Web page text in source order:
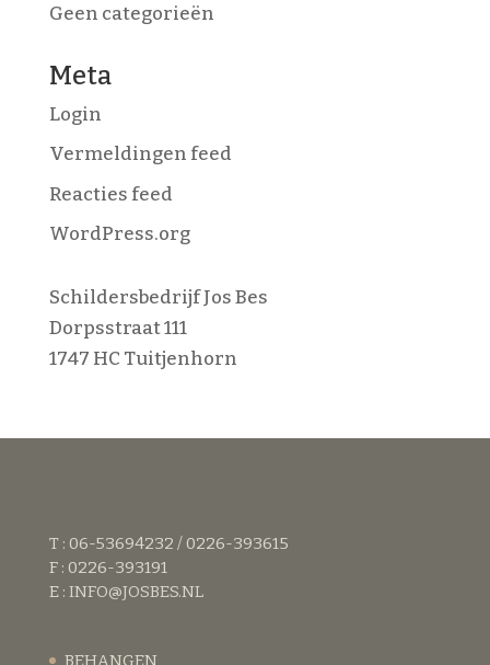
Geen categorieën
Meta
Login
Vermeldingen feed
Reacties feed
WordPress.org
Schildersbedrijf Jos Bes
Dorpsstraat 111
1747 HC Tuitjenhorn
T : 06-53694232 / 0226-393615
F : 0226-393191
E : INFO@JOSBES.NL
BEHANGEN